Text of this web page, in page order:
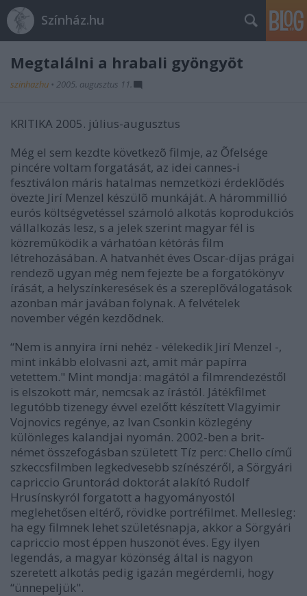
Színház.hu
Megtalálni a hrabali gyöngyöt
szinhazhu • 2005. augusztus 11.
KRITIKA 2005. július-augusztus
Még el sem kezdte következõ filmje, az Õfelsége
pincére voltam forgatását, az idei cannes-i
fesztiválon máris hatalmas nemzetközi érdeklõdés
övezte Jirí Menzel készülõ munkáját. A hárommillió
eurós költségvetéssel számoló alkotás koprodukciós
vállalkozás lesz, s a jelek szerint magyar fél is
közremûködik a várhatóan kétórás film
létrehozásában. A hatvanhét éves Oscar-díjas prágai
rendezõ ugyan még nem fejezte be a forgatókönyv
írását, a helyszínkeresések és a szereplõválogatások
azonban már javában folynak. A felvételek
november végén kezdõdnek.
“Nem is annyira írni nehéz - vélekedik Jirí Menzel -,
mint inkább elolvasni azt, amit már papírra
vetettem." Mint mondja: magától a filmrendezéstől
is elszokott már, nemcsak az írástól. Játékfilmet
legutóbb tizenegy évvel ezelőtt készített Vlagyimir
Vojnovics regénye, az Ivan Csonkin közlegény
különleges kalandjai nyomán. 2002-ben a brit-
német összefogásban született Tíz perc: Chello című
szkeccsfilmben legkedvesebb színészéről, a Sörgyári
capriccio Gruntorád doktorát alakító Rudolf
Hrusínskyról forgatott a hagyományostól
meglehetősen eltérő, rövidke portréfilmet. Mellesleg:
ha egy filmnek lehet születésnapja, akkor a Sörgyári
capriccio most éppen huszonöt éves. Egy ilyen
legendás, a magyar közönség által is nagyon
szeretett alkotás pedig igazán megérdemli, hogy
“ünnepeljük".